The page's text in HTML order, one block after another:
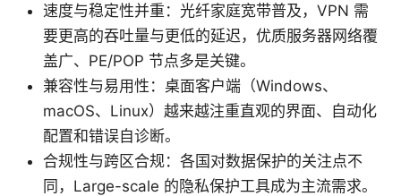
速度与稳定性并重：光纤家庭宽带普及，VPN 需
要更高的吞吐量与更低的延迟，优质服务器网络覆
盖广、PE/POP 节点多是关键。
兼容性与易用性：桌面客户端（Windows、
macOS、Linux）越来越注重直观的界面、自动化
配置和错误自诊断。
合规性与跨区合规：各国对数据保护的关注点不
同，Large-scale 的隐私保护工具成为主流需求。